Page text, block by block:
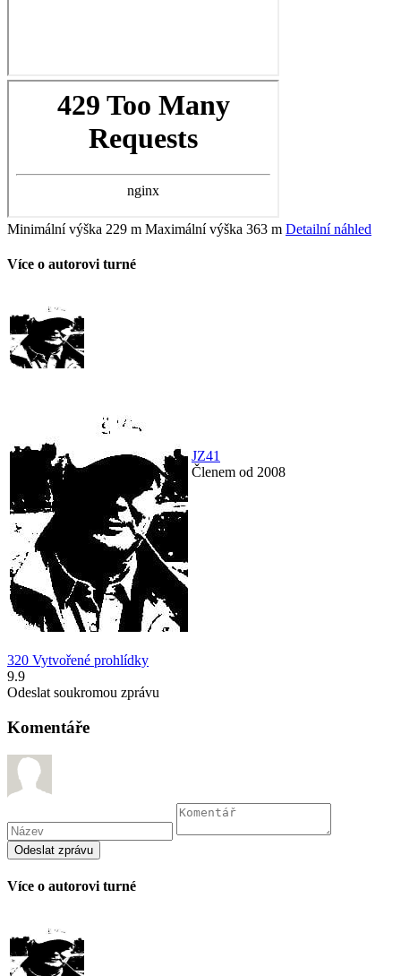
Minimální výška 229 m Maximální výška 363 m Detailní náhled
Více o autorovi turné
JZ41
Členem od 2008
320 Vytvořené prohlídky
9.9
Odeslat soukromou zprávu
Komentáře
Více o autorovi turné